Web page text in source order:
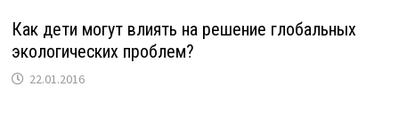
Как дети могут влиять на решение глобальных
экологических проблем?
22.01.2016